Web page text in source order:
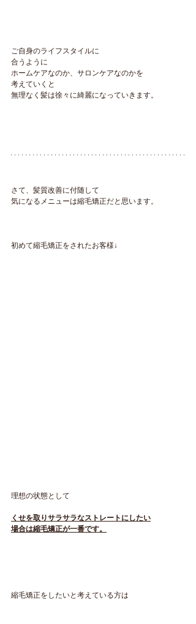
ご自身のライフスタイルに
合うように
ホームケアなのか、サロンケアなのかを
考えていくと
無理なく髪は徐々に綺麗になっていきます。
さて、髪質改善に付随して
気になるメニューは縮毛矯正だと思います。
初めて縮毛矯正をされたお客様↓
理想の状態として
くせを取りサラサラなストレートにしたい
場合は縮毛矯正が一番です。
縮毛矯正をしたいと考えている方は